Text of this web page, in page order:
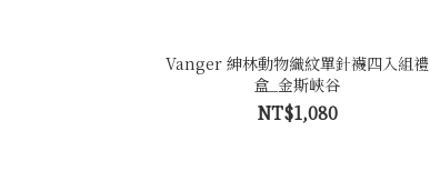
Vanger 紳林動物織紋單針襪四入組禮
盒_金斯峽谷
NT$1,080